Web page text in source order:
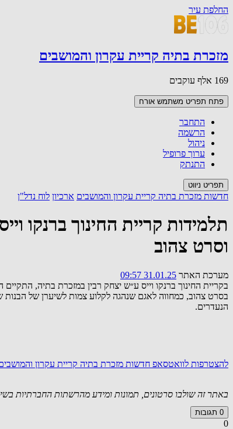
החלפת עיר
מזכרת בתיה קריית עקרון והמושבים
169 אלף עוקבים
פתח תפריט משתמש אורח
התחבר
הרשמה
ניהול
ערוך פרופיל
התנתק
תפריט ניווט
חדשות מזכרת בתיה קריית עקרון והמושבים ארכיון לוח נדל"ן
תלמידות קריית החינוך ברנקו
וסרט צהוב
מערכת האתר 31.01.25 09:57
בקריית החינוך ברנקו וייס ע״ש יצחק רבין במזכרת בתיה,
הנעדרים.
להצטרפות לוואטסאפ חדשות מזכרת בתיה קריית עקרון
באתר זה שולבו סרטונים, תמונות ומידע מהרשתות החברתיות בשימוש לפי סעיף 27א לחוק זכויות
0 תגובות
0